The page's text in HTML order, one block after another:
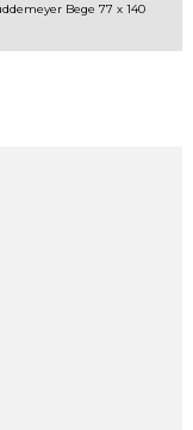
Bege 77 x 140